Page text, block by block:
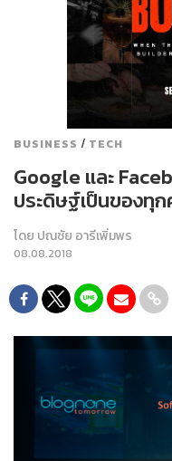
BUSINESS / TECH
Google และ
ประดิษฐ์เป็นของทุ
โดย ปณชัย อารีเพิ่มพร
08.08.2018